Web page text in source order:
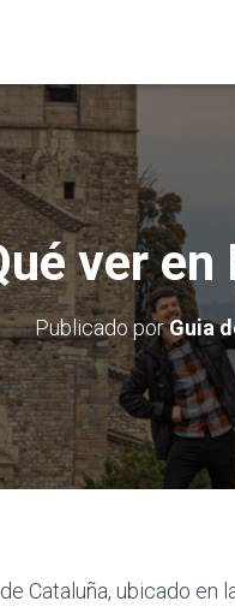
ver en
Publicado porGuia
Cataluña, ubicado en